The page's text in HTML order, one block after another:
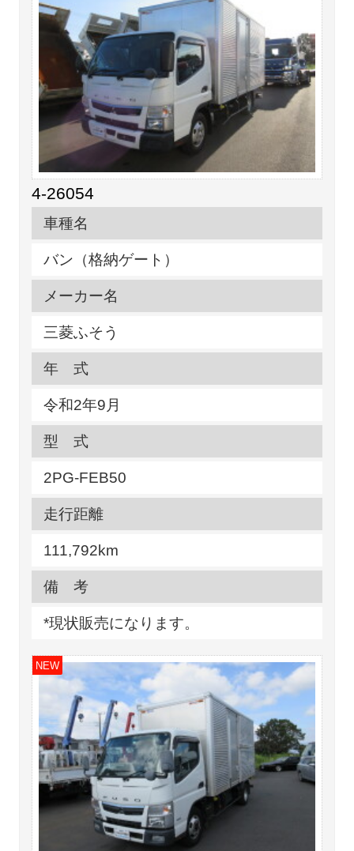
4-26054
車種名
バン（格納ゲート）
メーカー名
三菱ふそう
年 式
令和2年9月
型 式
2PG-FEB50
走行距離
111,792km
備 考
*現状販売になります。
NEW